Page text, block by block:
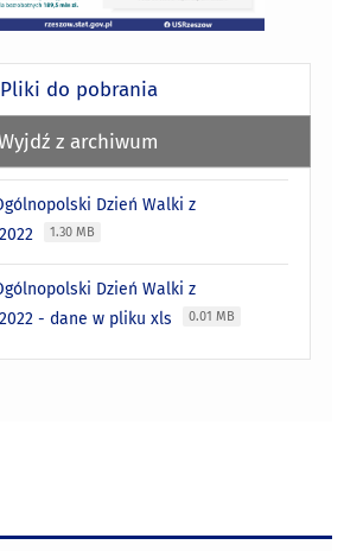
Pliki do pobrania
z archiwum
Dzień Walki z
1.30 MB
Dzień Walki z
- dane w pliku xls
0.01 MB